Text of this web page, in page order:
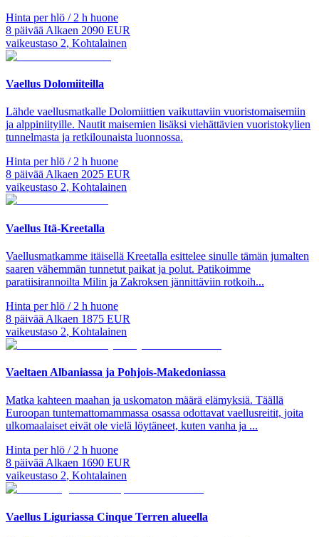
Hinta per hlö / 2 h huone
8 päivää Alkaen 2090 EUR
vaikeustaso 2, Kohtalainen
Vaellus Dolomiiteilla
Lähde vaellusmatkalle Dolomiittien vaikuttaviin vuoristomaisemiin
ja alppiniityille. Nautit maisemien lisäksi viehättävien vuoristokylien
tunnelmasta ja retkilounaista luonnossa.
Hinta per hlö / 2 h huone
8 päivää Alkaen 2025 EUR
vaikeustaso 2, Kohtalainen
Vaellus Itä-Kreetalla
Vaellusmatkamme itäisellä Kreetalla esittelee sinulle tämän jumalten
saaren vähemmän tunnetut paikat ja polut. Patikoimme
paratiisirannoilta Milin ja Zakroksen jännittäviin rotkoih...
Hinta per hlö / 2 h huone
8 päivää Alkaen 1875 EUR
vaikeustaso 2, Kohtalainen
Vaeltaen Albaniassa ja Pohjois-Makedoniassa
Matka kahteen maahan ja uskomaton määrä elämyksiä. Täällä
Euroopan tuntemattomammassa osassa odottavat vaellusreitit, joita
ulkomaalaiset eivät ole vielä löytäneet, kuten vanha ja ...
Hinta per hlö / 2 h huone
8 päivää Alkaen 1690 EUR
vaikeustaso 2, Kohtalainen
Vaellus Liguriassa Cinque Terren alueella